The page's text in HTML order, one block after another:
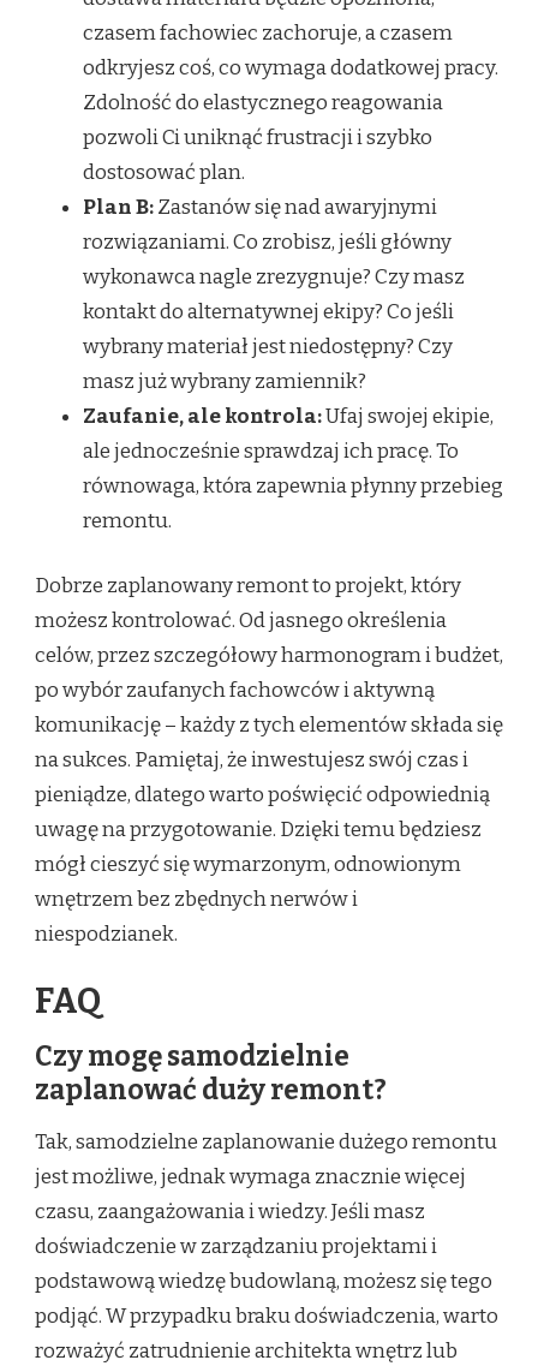
czasem fachowiec zachoruje, a czasem
odkryjesz coś, co wymaga dodatkowej pracy.
Zdolność do elastycznego reagowania
pozwoli Ci uniknąć frustracji i szybko
dostosować plan.
Plan B:Zastanów się nad awaryjnymi
rozwiązaniami. Co zrobisz, jeśli główny
wykonawca nagle zrezygnuje? Czy masz
kontakt do alternatywnej ekipy? Co jeśli
wybrany materiał jest niedostępny? Czy
masz już wybrany zamiennik?
Zaufanie, ale kontrola:Ufaj swojej ekipie,
ale jednocześnie sprawdzaj ich pracę. To
równowaga, która zapewnia płynny przebieg
remontu.
Dobrze zaplanowany remont to projekt, który
możesz kontrolować. Od jasnego określenia
celów, przez szczegółowy harmonogram i budżet,
po wybór zaufanych fachowców i aktywną
komunikację – każdy z tych elementów składa się
na sukces. Pamiętaj, że inwestujesz swój czas i
pieniądze, dlatego warto poświęcić odpowiednią
uwagę na przygotowanie. Dzięki temu będziesz
mógł cieszyć się wymarzonym, odnowionym
wnętrzem bez zbędnych nerwów i
niespodzianek.
FAQ
Czy mogę samodzielnie
zaplanować duży remont?
Tak, samodzielne zaplanowanie dużego remontu
jest możliwe, jednak wymaga znacznie więcej
czasu, zaangażowania i wiedzy. Jeśli masz
doświadczenie w zarządzaniu projektami i
podstawową wiedzę budowlaną, możesz się tego
podjąć. W przypadku braku doświadczenia, warto
rozważyć zatrudnienie architekta wnętrz lub